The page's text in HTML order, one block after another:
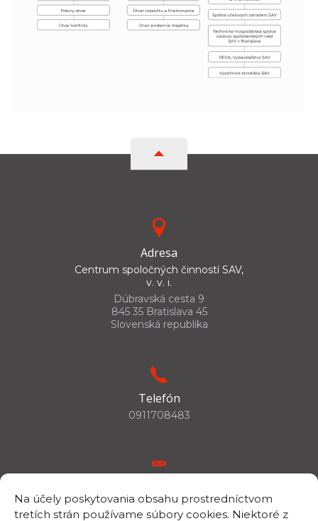
Na účely poskytovania obsahu prostredníctvom
tretích strán používame súbory cookies. Niektoré z
Adresa
Centrum spoločných činností SAV,
v. v. i.
Dúbravská cesta 9
845 35 Bratislava 45
Slovenská republika
Telefón
0911708483
csc.info@savba.sk